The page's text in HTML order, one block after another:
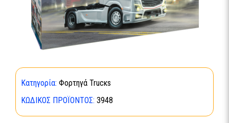
Κατηγορία: Φορτηγά Trucκs
ΚΩΔΙΚΌΣ ΠΡΟΪΌΝΤΟΣ: 3948